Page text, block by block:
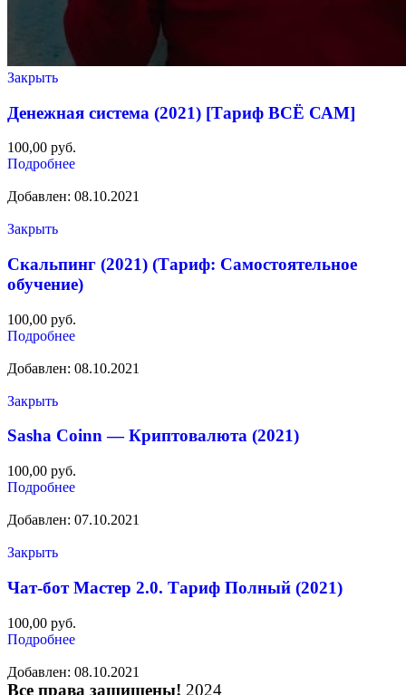
Закрыть
Денежная система (2021) [Тариф ВСЁ САМ]
100,00 руб.
Подробнее
Добавлен: 08.10.2021
Закрыть
Скальпинг (2021) (Тариф: Самостоятельное
обучение)
100,00 руб.
Подробнее
Добавлен: 08.10.2021
Закрыть
Sasha Coinn — Криптовалюта (2021)
100,00 руб.
Подробнее
Добавлен: 07.10.2021
Закрыть
Чат-бот Мастер 2.0. Тариф Полный (2021)
100,00 руб.
Подробнее
Добавлен: 08.10.2021
Все права защищены! 2024